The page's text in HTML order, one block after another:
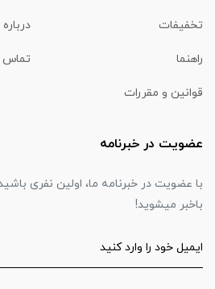
تخفیفات
راهنما تماس
قوانین و مقررات
عضویت در خبرنامه
با عضویت در خبرنامه ما، اولین نفری
باخبر میشوید!